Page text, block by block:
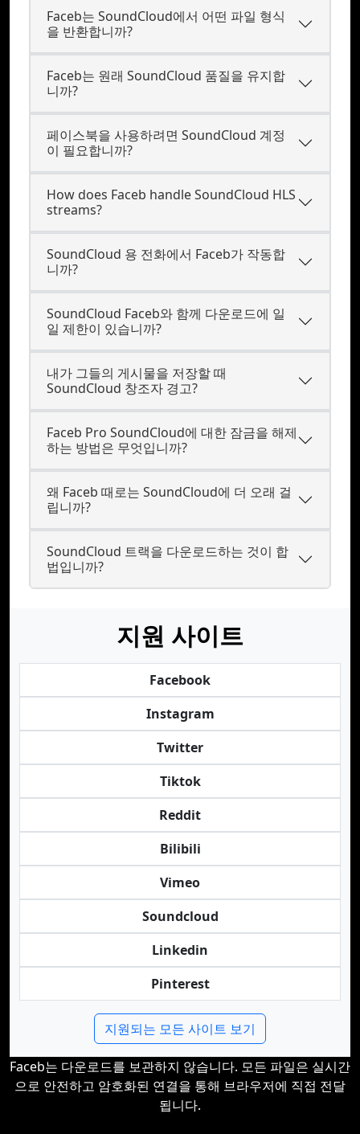
Faceb는 SoundCloud에서 어떤 파일 형식
을 반환합니까?
Faceb는 원래 SoundCloud 품질을 유지합
니까?
페이스북을 사용하려면 SoundCloud 계정
이 필요합니까?
How does Faceb handle SoundCloud HLS
streams?
SoundCloud 용 전화에서 Faceb가 작동합
니까?
SoundCloud Faceb와 함께 다운로드에 일
일 제한이 있습니까?
내가 그들의 게시물을 저장할 때
SoundCloud 창조자 경고?
Faceb Pro SoundCloud에 대한 잠금을 해제
하는 방법은 무엇입니까?
왜 Faceb 때로는 SoundCloud에 더 오래 걸
립니까?
SoundCloud 트랙을 다운로드하는 것이 합
법입니까?
지원 사이트
Facebook
Instagram
Twitter
Tiktok
Reddit
Bilibili
Vimeo
Soundcloud
Linkedin
Pinterest
지원되는 모든 사이트 보기
Faceb는 다운로드를 보관하지 않습니다. 모든 파일은 실시간
으로 안전하고 암호화된 연결을 통해 브라우저에 직접 전달
됩니다.